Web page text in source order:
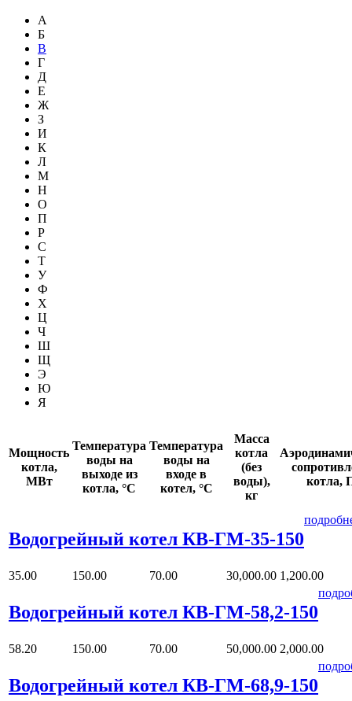
А
Б
В
Г
Д
Е
Ж
З
И
К
Л
М
Н
О
П
Р
С
Т
У
Ф
Х
Ц
Ч
Ш
Щ
Э
Ю
Я
Мощность
котла,
МВт
Температура
воды на
выходе из
котла, °С
Температура
воды на
входе в
котел, °С
Масса
котла
(без
воды),
кг
котла,
Водогрейный котел КВ-ГМ-35-150
35.00 150.00 70.00 30,000.00 1,200.00
Водогрейный котел КВ-ГМ-58,2-150
58.20 150.00 70.00 50,000.00 2,000.00
Водогрейный котел КВ-ГМ-68,9-150